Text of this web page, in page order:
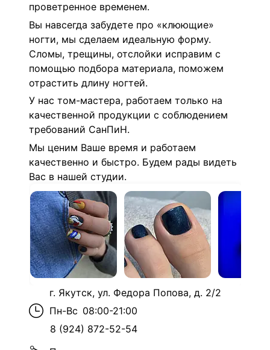
проветренное временем.
Вы навсегда забудете про «клюющие»
ногти, мы сделаем идеальную форму.
Сломы, трещины, отслойки исправим с
помощью подбора материала, поможем
отрастить длину ногтей.
У нас том-мастера, работаем только на
качественной продукции с соблюдением
требований СанПиН.
Мы ценим Ваше время и работаем
качественно и быстро. Будем рады видеть
Вас в нашей студии.
г. Якутск, ул. Федора Попова, д. 2/2
Пн-Вс 08:00-21:00
8 (924) 872-52-54